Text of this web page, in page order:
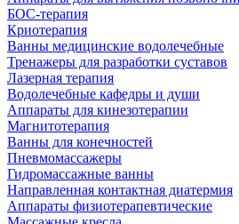
БОС-терапия
Криотерапия
Ванны медицинские водолечебные
Тренажеры для разработки суставов
Лазерная терапия
Водолечебные кафедры и души
Аппараты для кинезотерапии
Магнитотерапия
Ванны для конечностей
Пневмомассажеры
Гидромассажные ванны
Направленная контактная диатермия
Аппараты физиотерапевтические